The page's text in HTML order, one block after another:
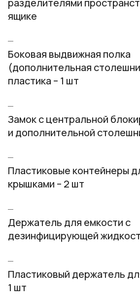
ящике
Боковая выдвижная полка
(дополнительная
пластика – 1 шт
Замок с центральной
и дополнительной
Пластиковые контейнеры
крышками – 2 шт
Держатель для емкости с
дезинфицирующей
Пластиковый держатель
1 шт